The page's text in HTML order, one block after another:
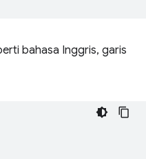
bahasa Inggris, garis